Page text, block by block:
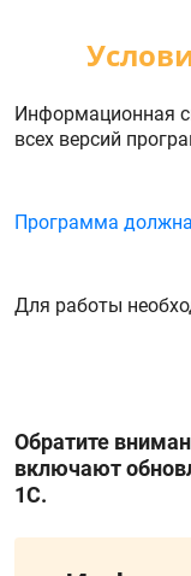
Информационная
всех версий
Программа
Для работы
Обратите
включают
1С.